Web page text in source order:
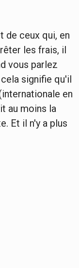
de ceux qui, en
les frais, il
vous parlez
signifie qu'il
en
au moins la
Et il n'y a plus